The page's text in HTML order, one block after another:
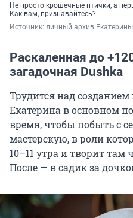
Не просто крошечные птички, а
Как вам, признавайтесь?
Источник: личный архив
Раскаленная до
загадочная Dushka
Трудится над
Екатерина в основном
время, чтобы побыть с
мастерскую, в роли
10–11 утра и творит там
После — в садик за